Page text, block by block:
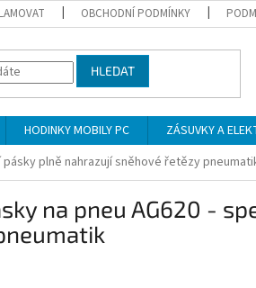
OBCHODNÍ PODMÍNKY
HLEDAT
HODINKY MOBILY PC
ZÁSUVKY A
plně nahrazují sněhové řetězy
na pneu AG620 -